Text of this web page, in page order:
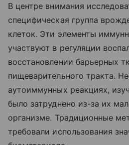
В центре внимания
специфическая группа
клеток. Эти элементы
участвуют в регуляции
восстановлении барьерных
пищеварительного тракта.
аутоиммунных реакциях,
было затруднено из-за их
организме. Традиционные
требовали использования